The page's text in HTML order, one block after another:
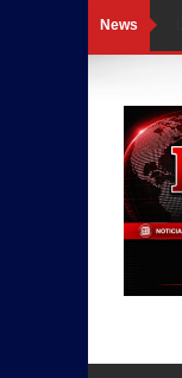
News